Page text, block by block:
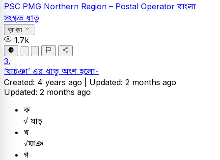
PSC PMG Northern Region – Postal Operator বাংলা
সংস্কৃত ধাতু
ব্যাখ্যা
1.7k
3.
‘যাচঞা’ এর ধাতু অংশ হলো-
Created: 4 years ago | Updated: 2 months ago
Updated: 2 months ago
ক
√ যাচ্
খ
√যাঞ
গ